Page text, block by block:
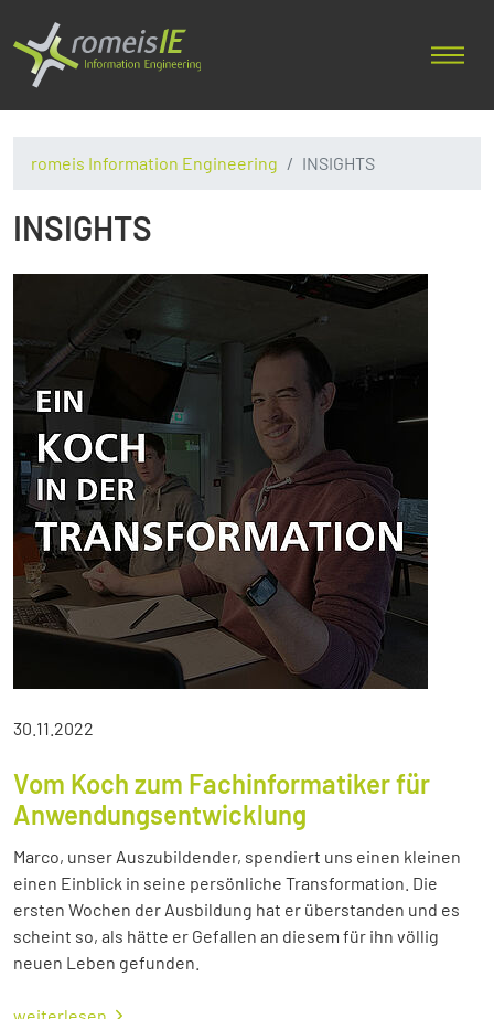
romeis Information Engineering INSIGHTS
INSIGHTS
30.11.2022
Vom Koch zum Fachinformatiker für
Anwendungsentwicklung
Marco, unser Auszubildender, spendiert uns einen kleinen
einen Einblick in seine persönliche Transformation. Die
ersten Wochen der Ausbildung hat er überstanden und es
scheint so, als hätte er Gefallen an diesem für ihn völlig
neuen Leben gefunden.